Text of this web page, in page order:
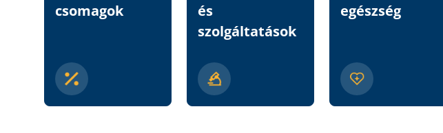
csomagok
és
szolgáltatások
egészség